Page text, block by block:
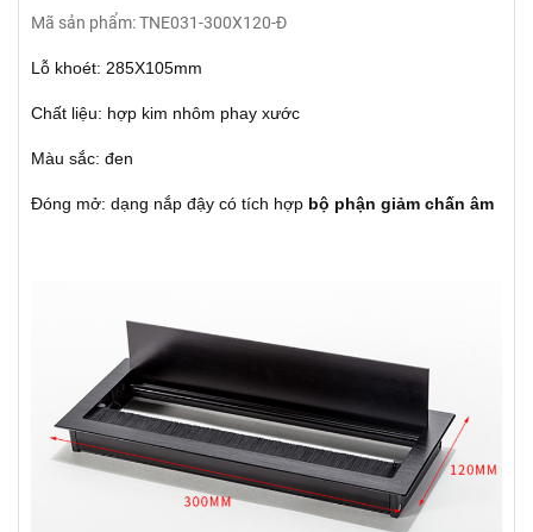
Mã sản phẩm: TNE031-300X120-Đ
Lỗ khoét: 285X105mm
Chất liệu: hợp kim nhôm phay xước
Màu sắc: đen
Đóng mở: dạng nắp đậy có tích hợp bộ phận giảm chấn âm